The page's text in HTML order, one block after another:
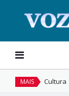
MAIS Cultura